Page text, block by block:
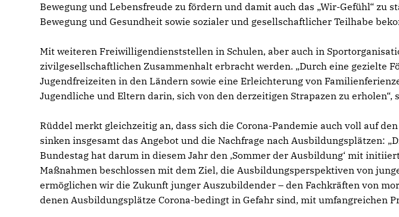
Bewegung und Lebensfreude zu fördern und damit auch das „Wir-Gefühl“ zu
Bewegung und Gesundheit sowie sozialer und gesellschaftlicher Teilhabe
Mit weiteren Freiwilligendienststellen in Schulen, aber auch in
zivilgesellschaftlichen Zusammenhalt erbracht werden. „Durch eine gezielte
Jugendfreizeiten in den Ländern sowie eine Erleichterung von
Jugendliche und Eltern darin, sich von den derzeitigen Strapazen zu erholen“,
Rüddel merkt gleichzeitig an, dass sich die Corona-Pandemie auch voll auf
sinken insgesamt das Angebot und die Nachfrage nach Ausbildungsplätzen:
Bundestag hat darum in diesem Jahr den ‚Sommer der Ausbildung‘ mit
Maßnahmen beschlossen mit dem Ziel, die Ausbildungsperspektiven von
ermöglichen wir die Zukunft junger Auszubildender – den Fachkräften von
denen Ausbildungsplätze Corona-bedingt in Gefahr sind, mit umfangreichen